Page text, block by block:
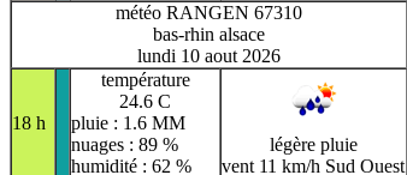
météo RANGEN 67310
bas-rhin alsace
lundi 10 aout 2026
18 h
température
24.6 C
pluie : 1.6 MM
nuages : 89 %
humidité : 62 %
légère pluie
vent 11 km/h Sud Ouest